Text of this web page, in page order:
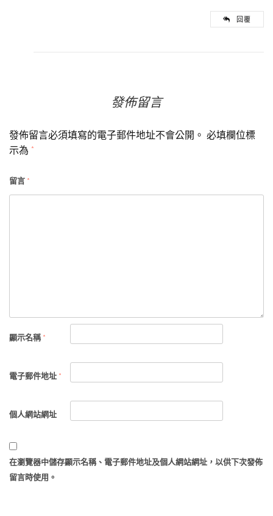
回覆
發佈留言
發佈留言必須填寫的電子郵件地址不會公開。 必填欄位標
示為 *
留言 *
顯示名稱 *
電子郵件地址 *
個人網站網址
在瀏覽器中儲存顯示名稱、電子郵件地址及個人網站網址，以供下次發佈
留言時使用。